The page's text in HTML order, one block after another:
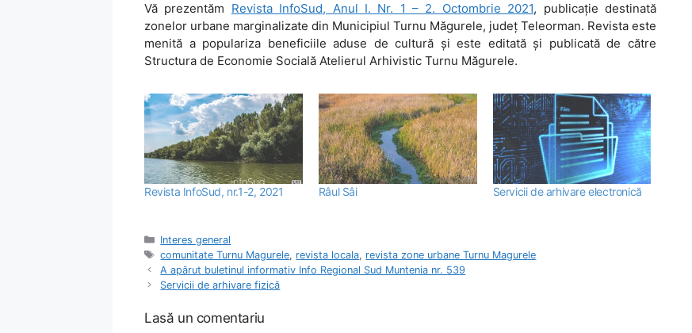
Vă prezentăm Revista InfoSud, Anul I. Nr. 1 – 2. Octombrie 2021, publicaţie destinată
zonelor urbane marginalizate din Municipiul Turnu Măgurele, judeţ Teleorman. Revista este
menită a populariza beneficiile aduse de cultură şi este editată şi publicată de către
Structura de Economie Socială Atelierul Arhivistic Turnu Măgurele.
Revista InfoSud, nr.1-2, 2021 Râul Sâi Servicii de arhivare electronică
Categorii
Interes general
Etichete
comunitate Turnu Magurele, revista locala, revista zone urbane Turnu Magurele
A apărut buletinul informativ Info Regional Sud Muntenia nr. 539
Servicii de arhivare fizică
Lasă un comentariu